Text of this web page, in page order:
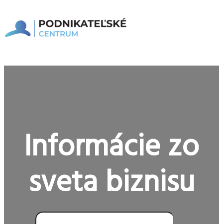
obsah
Menu
Informácie zo
sveta biznisu